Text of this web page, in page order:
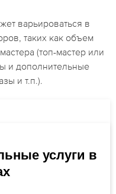
варьироваться в
таких как объем
(топ-мастер или
и дополнительные
и т.п.).
услуги в